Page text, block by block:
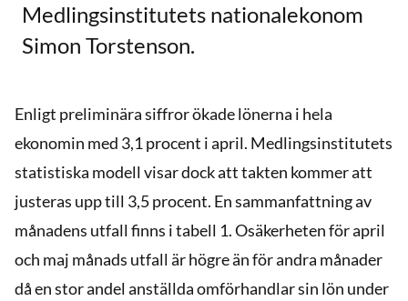
Medlingsinstitutets nationalekonom
Simon Torstenson.
Enligt preliminära siffror ökade lönerna i hela
ekonomin med 3,1 procent i april. Medlingsinstitutets
statistiska modell visar dock att takten kommer att
justeras upp till 3,5 procent. En sammanfattning av
månadens utfall finns i tabell 1. Osäkerheten för april
och maj månads utfall är högre än för andra månader
då en stor andel anställda omförhandlar sin lön under